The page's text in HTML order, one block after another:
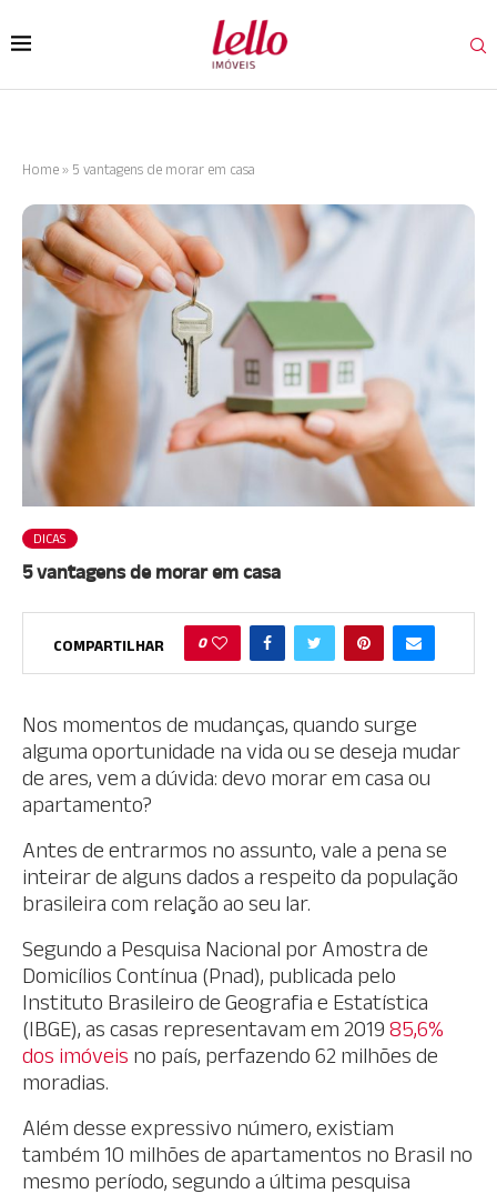
Home » 5 vantagens de morar em casa
DICAS
5 vantagens de morar em casa
COMPARTILHAR 0
Nos momentos de mudanças, quando surge
alguma oportunidade na vida ou se deseja mudar
de ares, vem a dúvida: devo morar em casa ou
apartamento?
Antes de entrarmos no assunto, vale a pena se
inteirar de alguns dados a respeito da população
brasileira com relação ao seu lar.
Segundo a Pesquisa Nacional por Amostra de
Domicílios Contínua (Pnad), publicada pelo
Instituto Brasileiro de Geografia e Estatística
(IBGE), as casas representavam em 2019 85,6%
dos imóveis no país, perfazendo 62 milhões de
moradias.
Além desse expressivo número, existiam
também 10 milhões de apartamentos no Brasil no
mesmo período, segundo a última pesquisa